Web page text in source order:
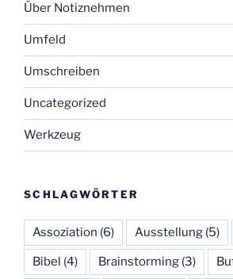
Über Notiznehmen
Umfeld
Umschreiben
Uncategorized
Werkzeug
SCHLAGWÖRTER
Assoziation (6) Ausstellung (5)
Bibel (4) Brainstorming (3)